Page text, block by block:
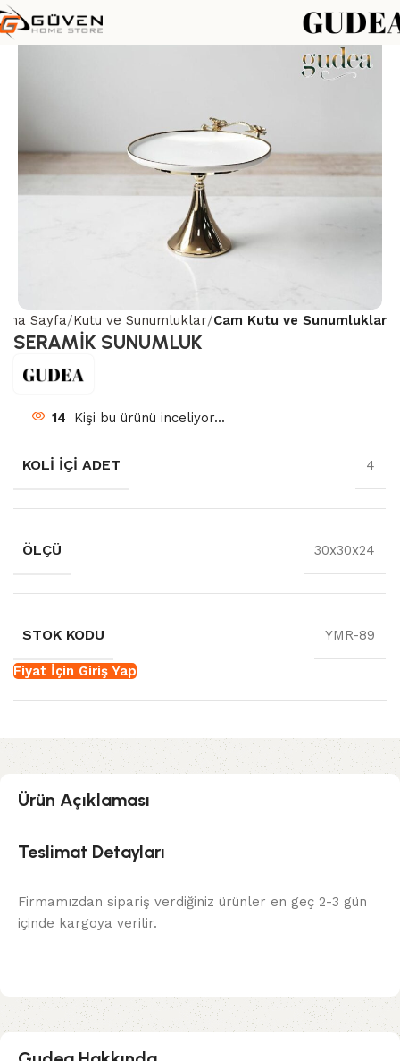
Ana Sayfa Kutu ve Sunumluklar Cam Kutu ve Sunumluklar
SERAMİK SUNUMLUK
14 Kişi bu ürünü inceliyor...
KOLI İÇI ADET 4
ÖLÇÜ 30x30x24
STOK KODU YMR-89
Fiyat İçin Giriş Yap
Ürün Açıklaması
Teslimat Detayları
Firmamızdan sipariş verdiğiniz ürünler en geç 2-3 gün
içinde kargoya verilir.